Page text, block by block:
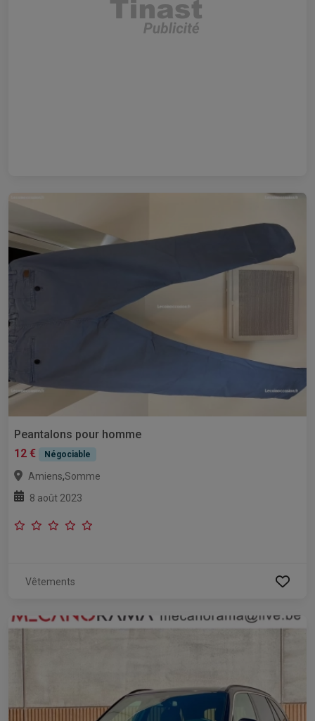
Peantalons pour homme
12 €
Négociable
Amiens,Somme
8 août 2023
Vêtements